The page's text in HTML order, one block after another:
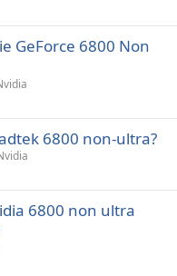
GeForce 6800 Non
6800 non-ultra?
6800 non ultra